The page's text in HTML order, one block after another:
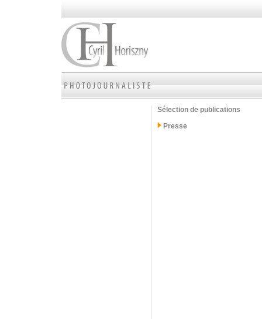
Sélection de publications
Presse